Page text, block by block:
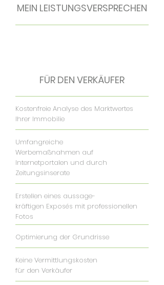
MEIN LEISTUNGSVERSPRECHEN
FÜR DEN VERKÄUFER
Kostenfreie Analyse des Marktwertes
Ihrer Immobilie
Umfangreiche
Werbemaßnahmen auf
Internetportalen und durch
Zeitungsinserate
Erstellen eines aussage-
kräftigen Exposés mit professionellen
Fotos
Optimierung der Grundrisse
Keine Vermittlungskosten
für den Verkäufer